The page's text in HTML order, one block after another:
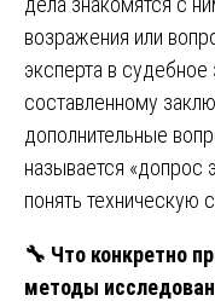
возражения или
эксперта в
составленному
дополнительные
называется «допрос
понять техническую
🔧 Что конкретно
методы